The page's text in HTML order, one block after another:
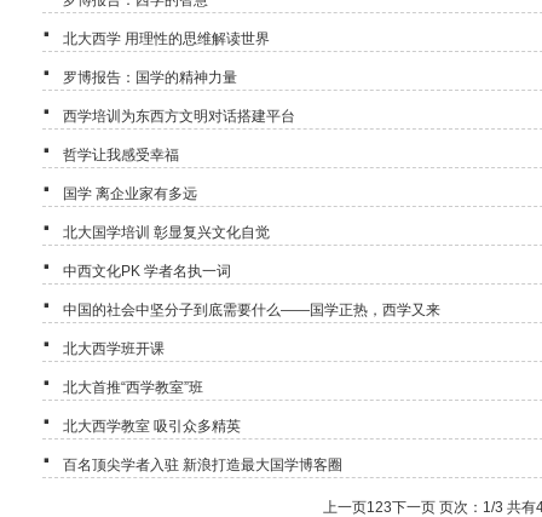
· 北大西学 用理性的思维解读世界
· 罗博报告：国学的精神力量
· 西学培训为东西方文明对话搭建平台
· 哲学让我感受幸福
· 国学 离企业家有多远
· 北大国学培训 彰显复兴文化自觉
· 中西文化PK 学者名执一词
· 中国的社会中坚分子到底需要什么——国学正热，西学又来
· 北大西学班开课
· 北大首推“西学教室”班
· 北大西学教室 吸引众多精英
· 百名顶尖学者入驻 新浪打造最大国学博客圈
上一页123下一页 页次：1/3 共有